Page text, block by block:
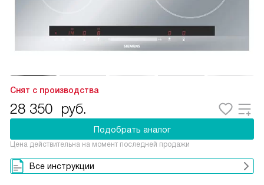
Снят с производства
28 350 руб.
Подобрать аналог
Цена действительна на момент последней продажи
Все инструкции